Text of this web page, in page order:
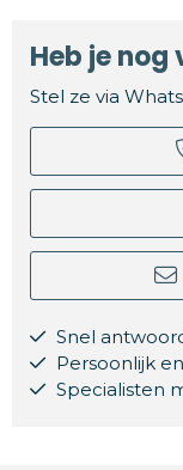
Heb je nog
Stel ze via
Snel
Persoonlijk
Specialisten